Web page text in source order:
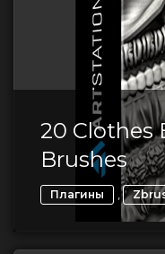
20 Clothes
Brushes
Плагины ,